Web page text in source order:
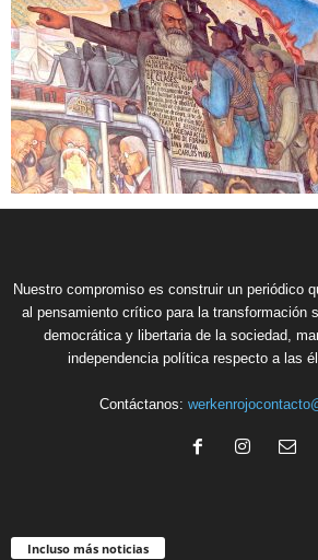
Nuestro compromiso es construir un periódico
al pensamiento crítico para la transformación
democrática y libertaria de la sociedad,
independencia política respecto a las
Contáctanos:
Incluso más noticias